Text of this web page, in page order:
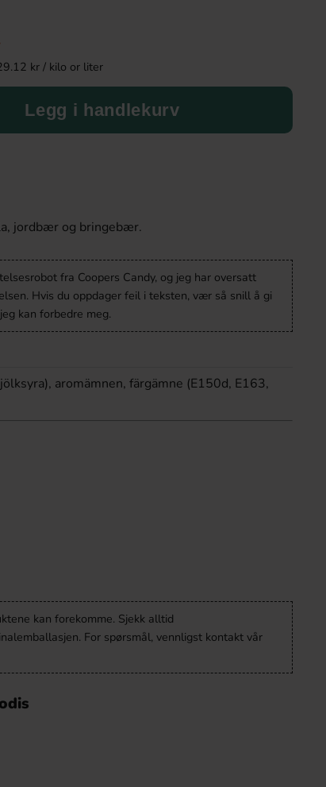
kr / kilo or liter
Legg i handlekurv
jordbær og bringebær.
fra Coopers Candy, og jeg har oversatt
Hvis du oppdager feil i teksten, vær så snill å gi
kan forbedre meg.
aromämnen, färgämne (E150d, E163,
kan forekomme. Sjekk alltid
For spørsmål, vennligst kontakt vår